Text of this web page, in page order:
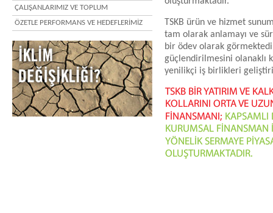
ÇALIŞANLARIMIZ VE TOPLUM
ÖZETLE PERFORMANS VE HEDEFLERİMİZ
TSKB ürün ve hizmet
tam olarak anlamayı ve
bir ödev olarak
güçlendirilmesini olanaklı
yenilikçi iş birlikleri